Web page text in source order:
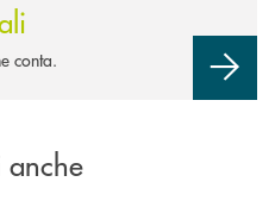
conta.
anche